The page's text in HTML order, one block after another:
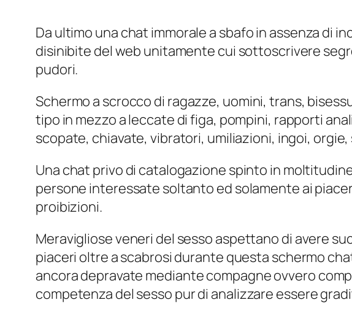
Da ultimo una chat immorale a sbafo in assenza di
disinibite del web unitamente cui sottoscrivere
pudori.
Schermo a scrocco di ragazze, uomini, trans,
tipo in mezzo a leccate di figa, pompini, rapporti
scopate, chiavate, vibratori, umiliazioni, ingoi,
Una chat privo di catalogazione spinto in
persone interessate soltanto ed solamente ai
proibizioni.
Meravigliose veneri del sesso aspettano di avere
piaceri oltre a scabrosi durante questa schermo
ancora depravate mediante compagne ovvero
competenza del sesso pur di analizzare essere